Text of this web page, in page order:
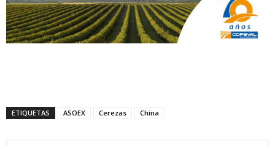
ETIQUETAS ASOEX Cerezas China